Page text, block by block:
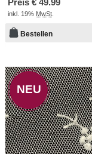
inkl. 19% MwSt
Bestellen
NEU